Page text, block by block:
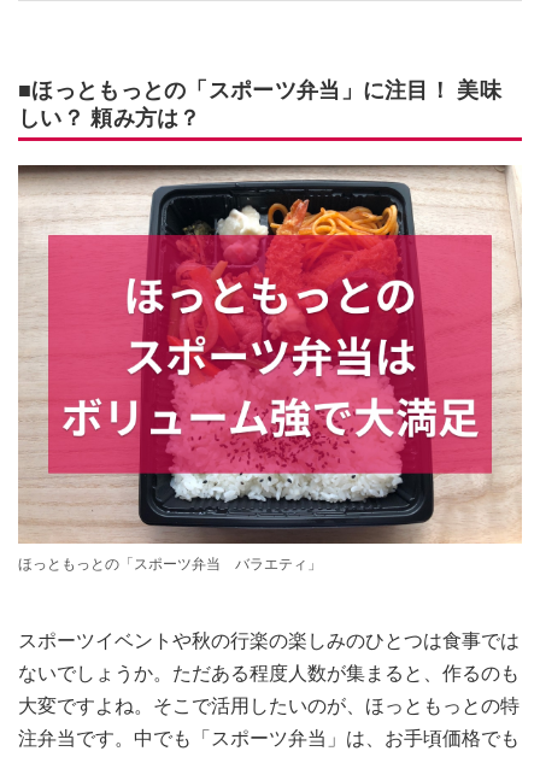
■ほっともっとの「スポーツ弁当」に注目！ 美味
しい？ 頼み方は？
ほっともっとの「スポーツ弁当 バラエティ」
スポーツイベントや秋の行楽の楽しみのひとつは食事では
ないでしょうか。ただある程度人数が集まると、作るのも
大変ですよね。そこで活用したいのが、ほっともっとの特
注弁当です。中でも「スポーツ弁当」は、お手頃価格でも